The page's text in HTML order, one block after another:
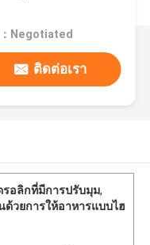
Negotiated
ติดต่อเรา
รอลิกที่มีการปรับมุม,
ด้วยการให้อาหารแบบไฮ